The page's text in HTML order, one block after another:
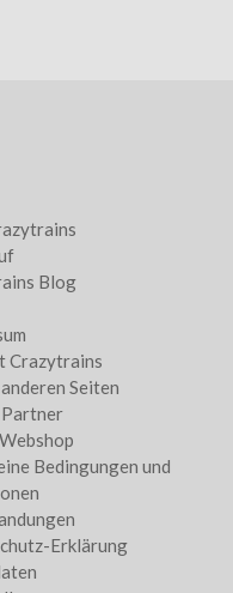
Blog
Crazytrains
Seiten
Bedingungen und
Erklärung